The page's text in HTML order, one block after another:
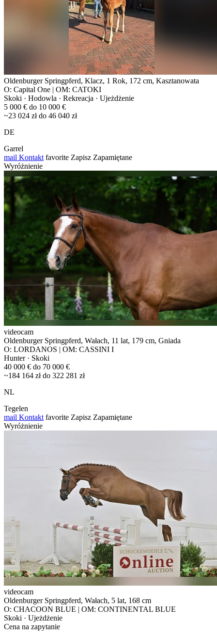
Oldenburger Springpferd, Klacz, 1 Rok, 172 cm, Kasztanowata
O: Capital One | OM: CATOKI
Skoki · Hodowla · Rekreacja · Ujeżdżenie
5 000 € do 10 000 €
~23 024 zł do 46 040 zł
DE
Garrel
mail Kontakt favorite Zapisz Zapamiętane
Wyróżnienie
videocam
Oldenburger Springpferd, Wałach, 11 lat, 179 cm, Gniada
O: LORDANOS | OM: CASSINI I
Hunter · Skoki
40 000 € do 70 000 €
~184 164 zł do 322 281 zł
NL
Tegelen
mail Kontakt favorite Zapisz Zapamiętane
Wyróżnienie
videocam
Oldenburger Springpferd, Wałach, 5 lat, 168 cm
O: CHACOON BLUE | OM: CONTINENTAL BLUE
Skoki · Ujeżdżenie
Cena na zapytanie